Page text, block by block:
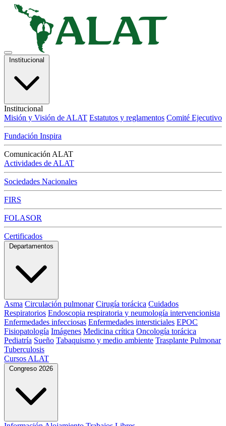
Institucional
Institucional
Misión y Visión de ALAT Estatutos y reglamentos Comité Ejecutivo
Fundación Inspira
Comunicación ALAT
Actividades de ALAT
Sociedades Nacionales
FIRS
FOLASOR
Certificados
Departamentos
Asma Circulación pulmonar Cirugía torácica Cuidados
Respiratorios Endoscopia respiratoria y neumología intervencionista
Enfermedades infecciosas Enfermedades intersticiales EPOC
Fisiopatología Imágenes Medicina crítica Oncología torácica
Pediatría Sueño Tabaquismo y medio ambiente Trasplante Pulmonar
Tuberculosis
Cursos ALAT
Congreso 2026